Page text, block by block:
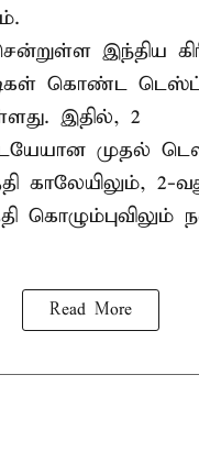
இந்திய
கொண்ட டெஸ்ட்
இதில், 2
முதல்
காலேயிலும், 2-
கொழும்புவிலும்
Read More